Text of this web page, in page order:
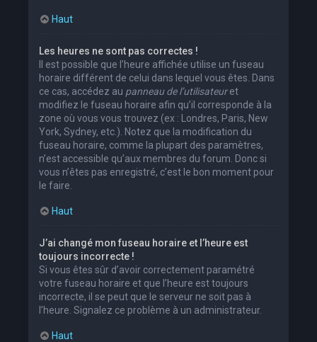
Haut
Les heures ne sont pas correctes !
Il est possible que l’heure affichée utilise un fuseau
horaire différent de celui dans lequel vous êtes. Dans
ce cas, accédez au panneau de l’utilisateuret
modifiez le fuseau horaire afin qu’il corresponde à la
zone où vous vous trouvez (ex : Londres, Paris, New
York, Sydney, etc.). Notez que la modification du
fuseau horaire, comme la plupart des paramètres,
n’est accessible qu’aux membres du forum. Donc si
vous n’êtes pas enregistré, c’est le bon moment pour
le faire.
Haut
J’ai changé mon fuseau horaire et l’heure est
toujours incorrecte !
Si vous êtes sûr d’avoir correctement paramétré
votre fuseau horaire et que l’heure est toujours
incorrecte, il se peut que le serveur ne soit pas à
l’heure. Signalez ce problème à un administrateur.
Haut